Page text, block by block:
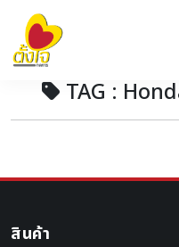
TAG :
สินค้า